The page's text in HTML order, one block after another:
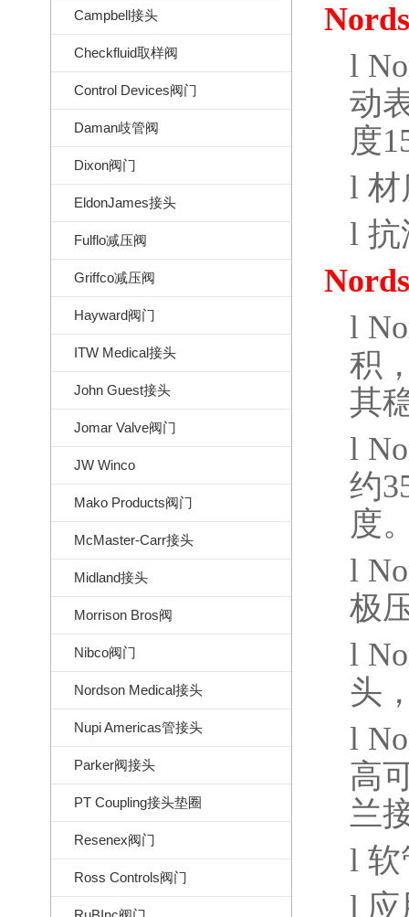
Campbell接头
Checkfluid取样阀
Control Devices阀门
Daman歧管阀
Dixon阀门
EldonJames接头
Fulflo减压阀
Griffco减压阀
Hayward阀门
ITW Medical接头
John Guest接头
Jomar Valve阀门
JW Winco
Mako Products阀门
McMaster-Carr接头
Midland接头
Morrison Bros阀
Nibco阀门
Nordson Medical接头
Nupi Americas管接头
Parker阀接头
PT Coupling接头垫圈
Resenex阀门
Ross Controls阀门
l
动
度
l 材
l 抗
l
积
其
l
约
度
l
极
l
头
l
高
兰
l 软
l